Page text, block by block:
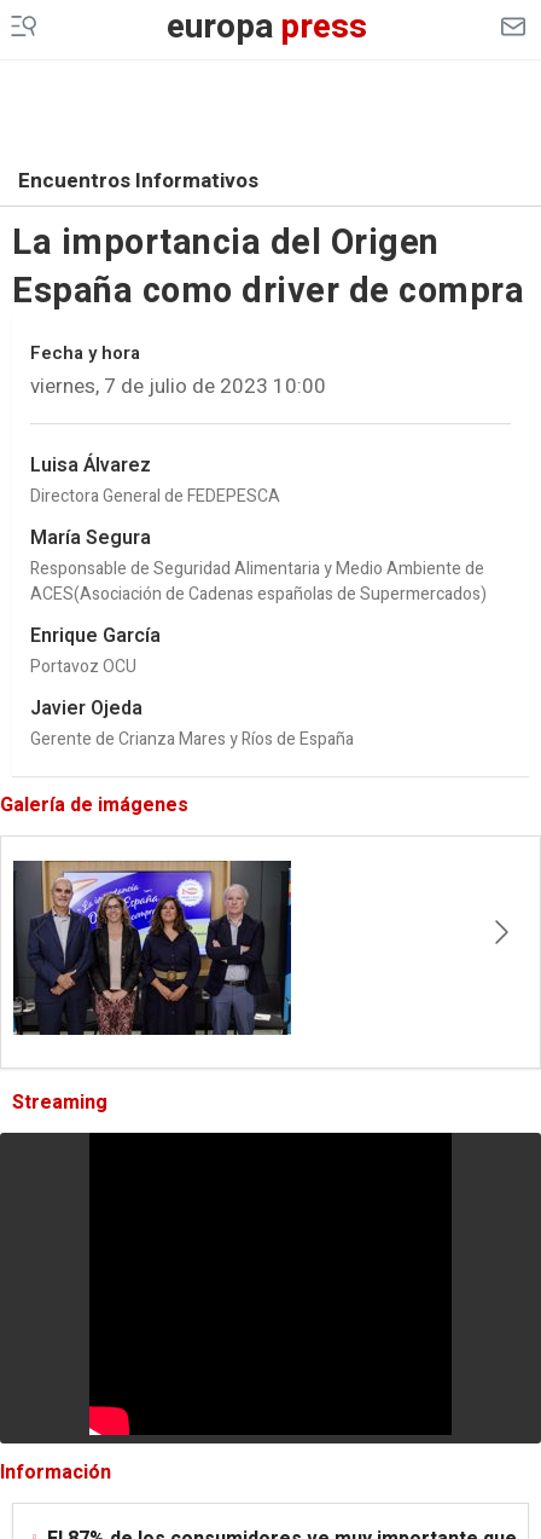
europapress
Encuentros Informativos
La importancia del Origen
España como driver de compra
Fecha y hora
viernes, 7 de julio de 2023 10:00
Luisa Álvarez
Directora General de FEDEPESCA
María Segura
Responsable de Seguridad Alimentaria y Medio Ambiente de
ACES(Asociación de Cadenas españolas de Supermercados)
Enrique García
Portavoz OCU
Javier Ojeda
Gerente de Crianza Mares y Ríos de España
Galería de imágenes
Streaming
Información